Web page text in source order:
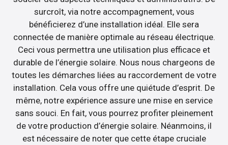
surcroît, via notre accompagnement, vous
bénéficierez d’une installation idéal. Elle sera
connectée de manière optimale au réseau électrique.
Ceci vous permettra une utilisation plus efficace et
durable de l’énergie solaire. Nous nous chargeons de
toutes les démarches liées au raccordement de votre
installation. Cela vous offre une quiétude d’esprit. De
même, notre expérience assure une mise en service
sans souci. En fait, vous pourrez profiter pleinement
de votre production d’énergie solaire. Néanmoins, il
est nécessaire de noter que cette étape cruciale